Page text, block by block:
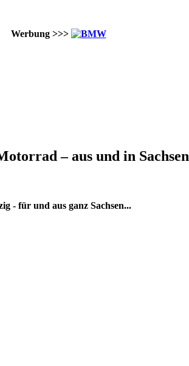
Werbung >>>
– aus und in Sachsen
- für und aus ganz Sachsen...